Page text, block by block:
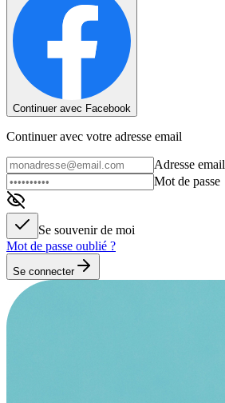
Continuer avec Facebook
Continuer avec votre adresse email
Adresse email
Mot de passe
Se souvenir de moi
Mot de passe oublié ?
Se connecter